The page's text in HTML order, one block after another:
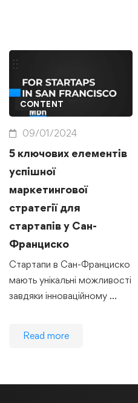
CONTENT
09/01/2024
5 ключових елементів
успішної
маркетингової
стратегії для
стартапів у Сан-
Франциско
Стартапи в Сан-Франциско
мають унікальні можливості
завдяки інноваційному …
Read more